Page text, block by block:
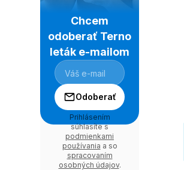
Chcem
odoberať Terno
leták e-mailom
Odoberať
Prihlásením
súhlasíte s
podmienkami
používania a so
spracovaním
osobných údajov.